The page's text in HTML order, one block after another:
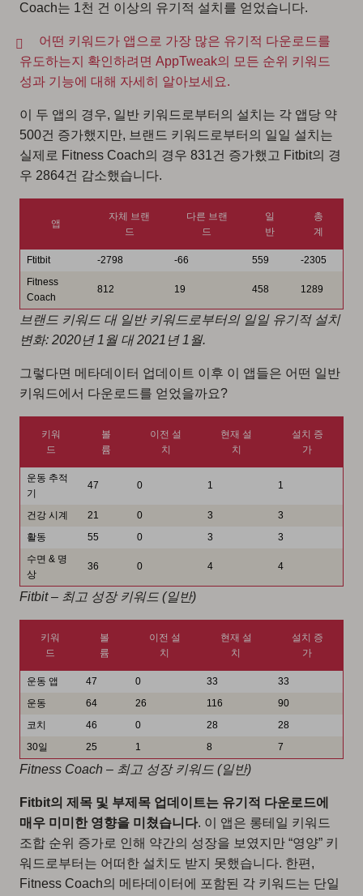
Coach는 1천 건 이상의 유기적 설치를 얻었습니다.
어떤 키워드가 앱으로 가장 많은 유기적 다운로드를
유도하는지 확인하려면 AppTweak의 모든 순위 키워드
성과 기능에 대해 자세히 알아보세요.
이 두 앱의 경우, 일반 키워드로부터의 설치는 각 앱당 약
500건 증가했지만, 브랜드 키워드로부터의 일일 설치는
실제로 Fitness Coach의 경우 831건 증가했고 Fitbit의 경
우 2864건 감소했습니다.
앱
자체 브랜
드
다른 브랜
드
일
반
총
계
Ftitbit -2798 -66 559
-2305
Fitness
Coach
812 19 458 1289
브랜드 키워드 대 일반 키워드로부터의 일일 유기적 설치
변화: 2020년 1월 대 2021년 1월.
그렇다면 메타데이터 업데이트 이후 이 앱들은 어떤 일반
키워드에서 다운로드를 얻었을까요?
키워
드
볼
륨
이전 설
치
현재 설
치
설치 증
가
운동 추적
기
47 0 1 1
건강 시계 21 0 3
3
활동
55 0 3
3
수면 & 명
상
36 0 4 4
Fitbit – 최고 성장 키워드 (일반)
키워
드
볼
륨
이전 설
치
현재 설
치
설치 증
가
운동 앱 47 0 33
33
운동
64 26 116
90
코치
46 0 28
28
30일
25 1 8 7
Fitness Coach – 최고 성장 키워드 (일반)
Fitbit의 제목 및 부제목 업데이트는 유기적 다운로드에
매우 미미한 영향을 미쳤습니다. 이 앱은 롱테일 키워드
조합 순위 증가로 인해 약간의 성장을 보였지만 “영양” 키
워드로부터는 어떠한 설치도 받지 못했습니다. 한편,
Fitness Coach의 메타데이터에 포함된 각 키워드는 단일